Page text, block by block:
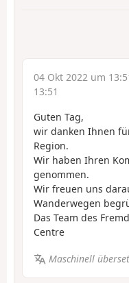
04 Okt 2022 um
13:51
Guten Tag,
wir danken Ihnen
Region.
Wir haben Ihren
genommen.
Wir freuen uns
Wanderwegen
Das Team des
Centre
Maschinell